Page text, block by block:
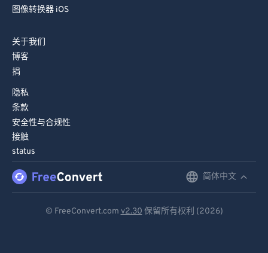
图像转换器 iOS
关于我们
博客
捐
隐私
条款
安全性与合规性
接触
status
简体中文
© FreeConvert.com v2.30 保留所有权利 (2026)